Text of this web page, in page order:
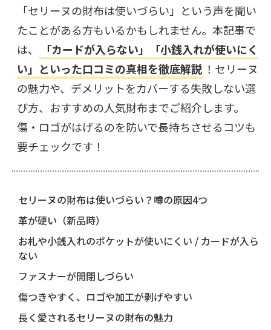
「セリーヌの財布は使いづらい」という声を聞い
たことがある方もいるかもしれません。本記事で
は、
「カードが入らない」「小銭入れが使いにく
い」といった口コミの真相を徹底解説 ！セリーヌ
の魅力や、デメリットをカバーする失敗しない選
び方、おすすめの人気財布までご紹介します。
傷・ロゴがはげるのを防いで長持ちさせるコツも
要チェックです！
セリーヌの財布は使いづらい？噂の原因4つ
革が硬い（新品時）
お札や小銭入れのポケットが使いにくい / カードが入ら
ない
ファスナーが開閉しづらい
傷つきやすく、ロゴや加工が剥げやすい
長く愛されるセリーヌの財布の魅力